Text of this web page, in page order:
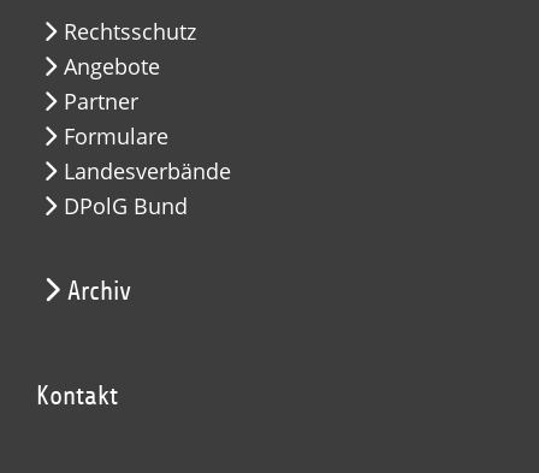
Rechtsschutz
Angebote
Partner
Formulare
Landesverbände
DPolG Bund
Archiv
Kontakt